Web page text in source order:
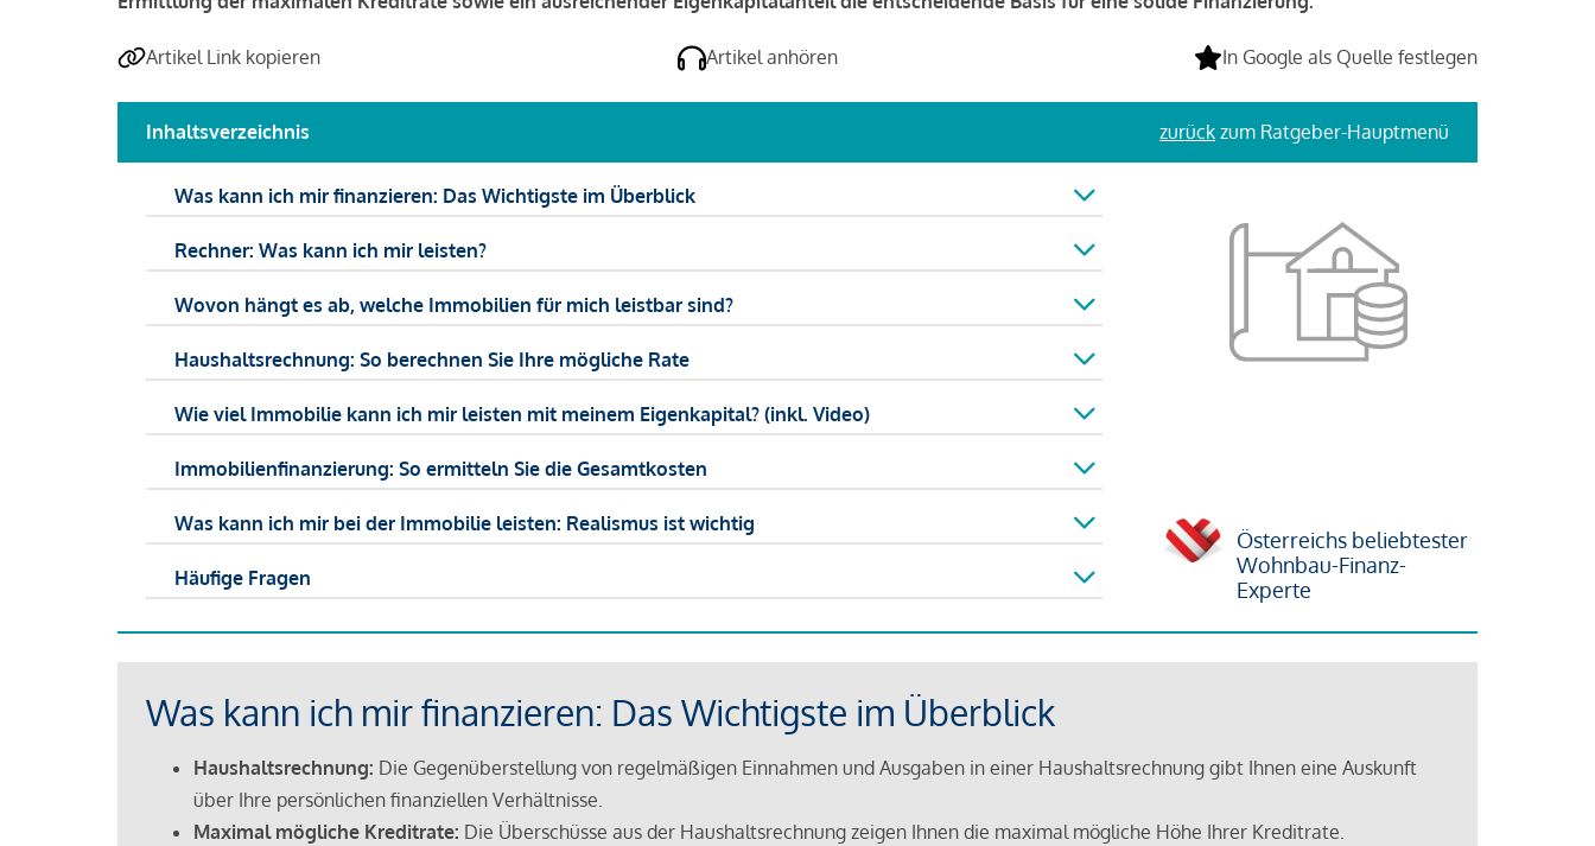
Artikel Link kopieren Artikel anhören In Google als Quelle festlegen
Inhaltsverzeichnis zurück zum Ratgeber-Hauptmenü
Was kann ich mir finanzieren: Das Wichtigste im Überblick
Rechner: Was kann ich mir leisten?
Wovon hängt es ab, welche Immobilien für mich leistbar sind?
Haushaltsrechnung: So berechnen Sie Ihre mögliche Rate
Wie viel Immobilie kann ich mir leisten mit meinem Eigenkapital? (inkl. Video)
Immobilienfinanzierung: So ermitteln Sie die Gesamtkosten
Was kann ich mir bei der Immobilie leisten: Realismus ist wichtig
Häufige Fragen
Österreichs beliebtester
Wohnbau-Finanz-
Experte
Was kann ich mir finanzieren: Das Wichtigste im Überblick
Haushaltsrechnung: Die Gegenüberstellung von regelmäßigen Einnahmen und Ausgaben in einer Haushaltsrechnung gibt Ihnen eine Auskunft
über Ihre persönlichen finanziellen Verhältnisse.
Maximal mögliche Kreditrate: Die Überschüsse aus der Haushaltsrechnung zeigen Ihnen die maximal mögliche Höhe Ihrer Kreditrate.